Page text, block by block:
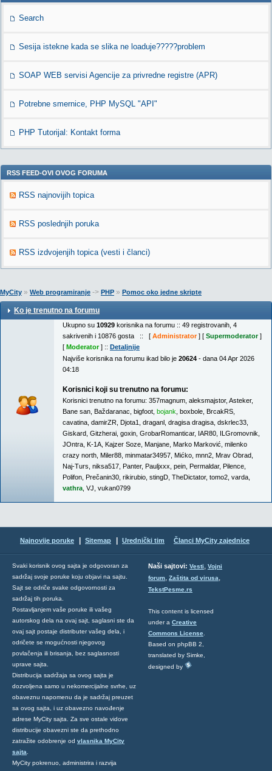
Search
Sesija istekne kada se slika ne loaduje?????problem
SOAP WEB servisi Agencije za privredne registre (APR)
Potrebne smernice, PHP MySQL "API"
PHP Tutorijal: Kontakt forma
RSS FEED-OVI OVOG FORUMA
RSS najnovijih topica
RSS poslednjih poruka
RSS izdvojenjih topica (vesti i članci)
MyCity » Web programiranje -> PHP » Pomoc oko jedne skripte
Ko je trenutno na forumu
Ukupno su 10929 korisnika na forumu :: 49 registrovanih, 4
sakrivenih i 10876 gosta :: [ Administrator] [ Supermoderator]
[ Moderator] :: Detaljnije
Najviše korisnika na forumu ikad bilo je 20624 - dana 04 Apr 2026
04:18
Korisnici koji su trenutno na forumu:
Korisnici trenutno na forumu: 357magnum aleksmajstor, Asteker,
Bane san Baždaranac bigfoot bojank boxbole BrcakRS
cavatina damirZR Djota1 draganl dragisa dragisa dskrlec33
Giskard Gitzherai goxin GrobarRomanticar, IAR80 ILGromovnik
JOntra K-1A Kajzer Soze Manjane Marko Marković milenko
crazy north Miler88 minmatar34957 Mićko mnn2 Mrav Obrad
Naj-Turs niksa517 Panter, Pauljxxx pein Permaldar, Pilence
Polifon Prečanin30 rikirubio stingD TheDictator, tomo2 varda
vathra VJ vukan0799
Najnovije poruke Sitemap Urednički tim Članci MyCity zajednice
Svaki korisnik ovog sajta je odgovoran za
sadržaj svoje poruke koju objavi na sajtu.
Sajt se odriče svake odgovornosti za
sadržaj tih poruka.
Postavljanjem vaše poruke ili vašeg
autorskog dela na ovaj sajt, saglasni ste da
ovaj sajt postaje distributer vašeg dela, i
odričete se mogućnosti njegovog
povlačenja ili brisanja, bez saglasnosti
uprave sajta.
Distribucija sadržaja sa ovog sajta je
dozvoljena samo u nekomercijalne svrhe, uz
obaveznu napomenu da je sadržaj preuzet
sa ovog sajta, i uz obavezno navođenje
adrese MyCity sajta. Za sve ostale vidove
distribucije obavezni ste da prethodno
zatražite odobrenje od vlasnika MyCity
sajta
MyCity pokrenuo, administrira i razvija
Naši sajtovi: Vesti, Vojni
forum, Zaštita od virusa,
TekstPesme.rs
This content is licensed
under a Creative
Commons License
Based on phpBB 2,
translated by Simke,
designed by